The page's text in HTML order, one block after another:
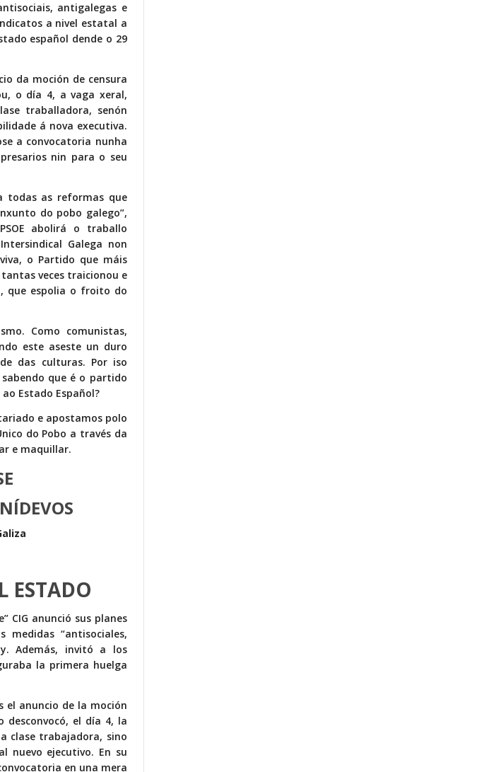
antigalegas e
a nivel estatal a
español dende o 29
da moción de censura
o día 4, a vaga xeral,
traballadora, senón
á nova executiva.
a convocatoria nunha
nin para o seu
todas as reformas que
do pobo galego”,
abolirá o traballo
Galega non
o Partido que máis
veces traicionou e
que espolia o froito do
Como comunistas,
este aseste un duro
das culturas. Por iso
que é o partido
Estado Español?
e apostamos polo
do Pobo a través da
e maquillar.
ESTADO
CIG anunció sus planes
“antisociales,
Además, invitó a los
la primera huelga
el anuncio de la moción
desconvocó, el día 4, la
clase trabajadora, sino
nuevo ejecutivo. En su
en una mera